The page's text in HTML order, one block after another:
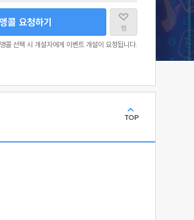
찜
앵콜 요청하기
앵콜 선택 시 개설자에게 이벤트 개설이 요청됩니다.
TOP